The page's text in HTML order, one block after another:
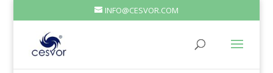
INFO@CESVOR.COM